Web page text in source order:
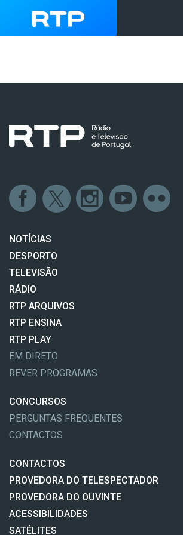
NOTÍCIAS
DESPORTO
TELEVISÃO
RÁDIO
RTP ARQUIVOS
RTP ENSINA
RTP PLAY
EM DIRETO
REVER PROGRAMAS
CONCURSOS
PERGUNTAS FREQUENTES
CONTACTOS
CONTACTOS
PROVEDORA DO TELESPECTADOR
PROVEDORA DO OUVINTE
ACESSIBILIDADES
SATÉLITES